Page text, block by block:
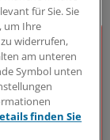
für Sie. Sie
um Ihre
widerrufen,
am unteren
Symbol unten
finden Sie